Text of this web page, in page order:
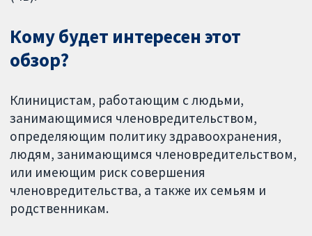
Кому будет интересен этот
обзор?
Клиницистам, работающим с людьми,
занимающимися членовредительством,
определяющим политику здравоохранения,
людям, занимающимся членовредительством,
или имеющим риск совершения
членовредительства, а также их семьям и
родственникам.